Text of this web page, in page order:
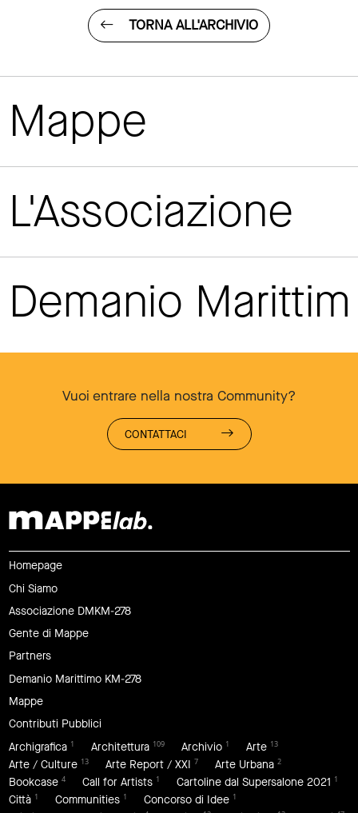
TORNA ALL'ARCHIVIO
Mappe
L'Associazione
Demanio
Vuoi entrare nella nostra Community?
CONTATTACI
Homepage
Chi Siamo
Associazione DMKM-278
Gente di Mappe
Partners
Demanio Marittimo KM-278
Mappe
Contributi Pubblici
Archigrafica 1 Architettura 109 Archivio 1 Arte 13
Arte / Culture 13 Arte Report / XXI 7 Arte Urbana 2
Bookcase 4 Call for Artists 1 Cartoline dal Supersalone 2021 1
Città 1 Communities 1 Concorso di Idee 1